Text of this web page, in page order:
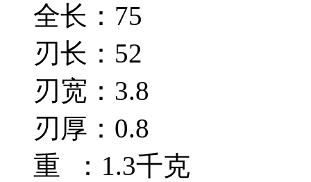
全长：75
刃长：52
刃宽：3.8
刃厚：0.8
重 ：1.3千克